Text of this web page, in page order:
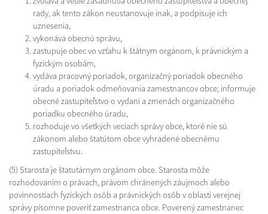
rady, ak tento zákon neustanovuje inak, a podpisuje ich
uznesenia,
vykonáva obecnú správu,
zastupuje obec vo vzťahu k štátnym orgánom, k právnickým a
fyzickým osobám,
vydáva pracovný poriadok, organizačný poriadok obecného
úradu a poriadok odmeňovania zamestnancov obce; informuje
obecné zastupiteľstvo o vydaní a zmenách organizačného
poriadku obecného úradu,
rozhoduje vo všetkých veciach správy obce, ktoré nie sú
zákonom alebo štatútom obce vyhradené obecnému
zastupiteľstvu.
(5) Starosta je štatutárnym orgánom obce. Starosta môže
rozhodovaním o právach, právom chránených záujmoch alebo
povinnostiach fyzických osôb a právnických osôb v oblasti verejnej
správy písomne poveriť zamestnanca obce. Poverený zamestnanec